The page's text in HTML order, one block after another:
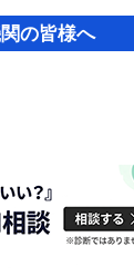
の皆様へ